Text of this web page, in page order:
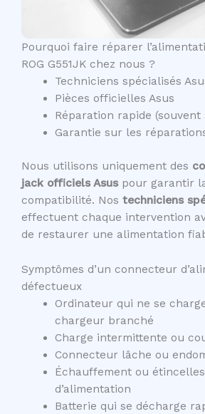
Pourquoi faire réparer
ROG G551JK chez nous ?
Techniciens spécialisés
Pièces officielles Asus
Réparation rapide (souvent
Garantie sur les
Nous utilisons uniquement des
jack officiels Asuspour garantir
compatibilité. Nos techniciens
effectuent chaque intervention
de restaurer une alimentation
Symptômes d’un connecteur
défectueux
Ordinateur qui ne se
chargeur branché
Charge intermittente ou
Connecteur lâche ou
Échauffement ou
d’alimentation
Batterie qui se décharge